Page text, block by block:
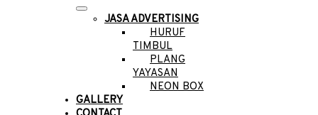
JASA ADVERTISING
HURUF
TIMBUL
PLANG
YAYASAN
NEON BOX
GALLERY